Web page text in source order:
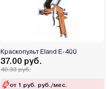
Краскопульт Eland E-400
37.00 руб.
40.33 руб.
от 1 руб. руб./мес.